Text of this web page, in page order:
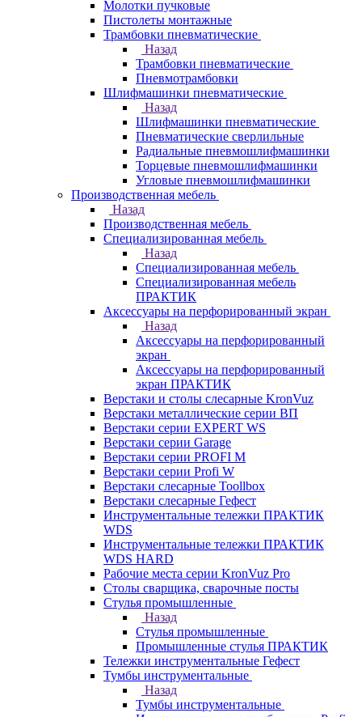
Молотки пучковые
Пистолеты монтажные
Трамбовки пневматические
Назад
Трамбовки пневматические
Пневмотрамбовки
Шлифмашинки пневматические
Назад
Шлифмашинки пневматические
Пневматические сверлильные
Радиальные пневмошлифмашинки
Торцевые пневмошлифмашинки
Угловые пневмошлифмашинки
Производственная мебель
Назад
Производственная мебель
Cпециализированная мебель
Назад
Cпециализированная мебель
Специализированная мебель
ПРАКТИК
Аксессуары на перфорированный экран
Назад
Аксессуары на перфорированный
экран
Аксессуары на перфорированный
экран ПРАКТИК
Верстаки и столы слесарные KronVuz
Верстаки металлические серии ВП
Верстаки серии EXPERT WS
Верстаки серии Garage
Верстаки серии PROFI M
Верстаки серии Profi W
Верстаки слесарные Toollbox
Верстаки слесарные Гефест
Инструментальные тележки ПРАКТИК
WDS
Инструментальные тележки ПРАКТИК
WDS HARD
Рабочие места серии KronVuz Pro
Столы сварщика, сварочные посты
Стулья промышленные
Назад
Стулья промышленные
Промышленные стулья ПРАКТИК
Тележки инструментальные Гефест
Тумбы инструментальные
Назад
Тумбы инструментальные